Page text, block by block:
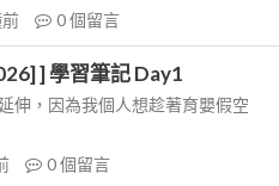
0個留言
] 學習筆記 Day1
伸，因為我個人想趁著育嬰假空
0個留言